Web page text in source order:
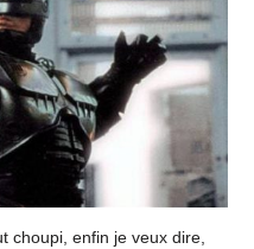
choupi, enfin je veux dire,